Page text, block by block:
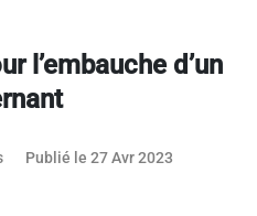
l’embauche d’un
Publié le 27 Avr 2023